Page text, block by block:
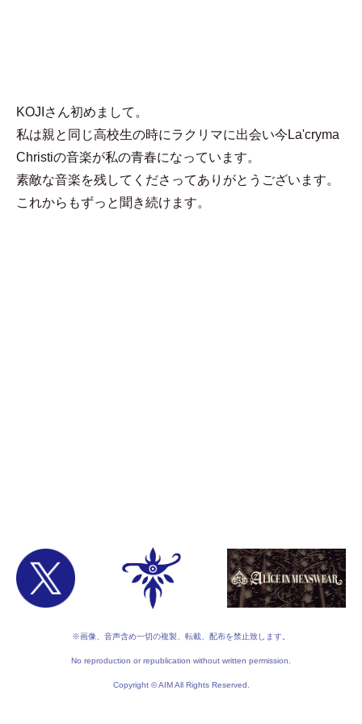
KOJIさん初めまして。
私は親と同じ高校生の時にラクリマに出会い今La'cryma
Christiの音楽が私の青春になっています。
素敵な音楽を残してくださってありがとうございます。
これからもずっと聞き続けます。
※画像、音声含め一切の複製、転載、配布を禁止致します。
No reproduction or republication without written permission.
Copyright © AIM All Rights Reserved.